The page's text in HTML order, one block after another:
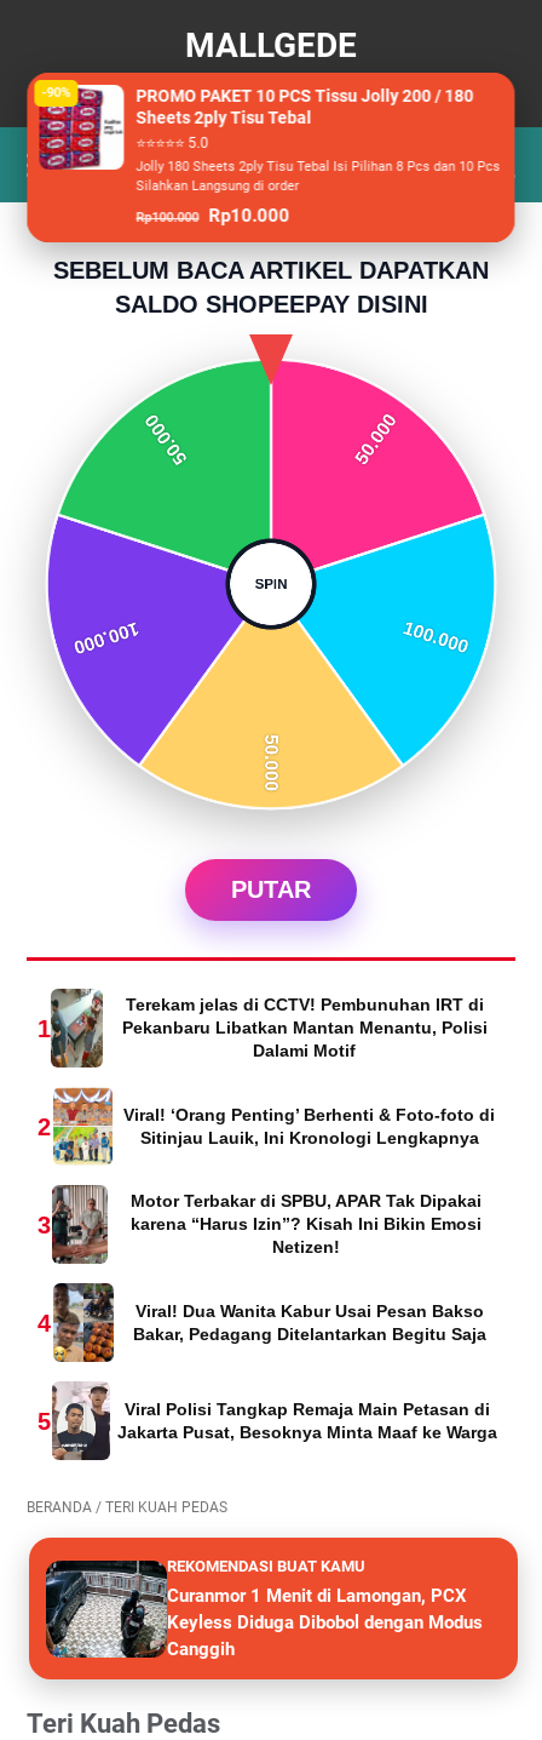
MALLGEDE
Berita, Wisata dan Racun Belanja
SEBELUM BACA ARTIKEL DAPATKAN
SALDO SHOPEEPAY DISINI
PUTAR
1
Terekam jelas di CCTV! Pembunuhan IRT di
Pekanbaru Libatkan Mantan Menantu, Polisi
Dalami Motif
2
Viral! ‘Orang Penting’ Berhenti & Foto-foto di
Sitinjau Lauik, Ini Kronologi Lengkapnya
3
Motor Terbakar di SPBU, APAR Tak Dipakai
karena “Harus Izin”? Kisah Ini Bikin Emosi
Netizen!
4
Viral! Dua Wanita Kabur Usai Pesan Bakso
Bakar, Pedagang Ditelantarkan Begitu Saja
5
Viral Polisi Tangkap Remaja Main Petasan di
Jakarta Pusat, Besoknya Minta Maaf ke Warga
BERANDA / TERI KUAH PEDAS
REKOMENDASI BUAT KAMU
Curanmor 1 Menit di Lamongan, PCX
Keyless Diduga Dibobol dengan Modus
Canggih
Teri Kuah Pedas
-90%
PROMO PAKET 10 PCS Tissu Jolly 200 / 180
Sheets 2ply Tisu Tebal
⭐⭐⭐⭐⭐ 5.0
Jolly 180 Sheets 2ply Tisu Tebal Isi Pilihan 8 Pcs dan 10 Pcs
Silahkan Langsung di order
Rp100.000
Rp10.000